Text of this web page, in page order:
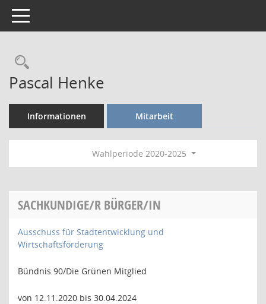
Toggle navigation
Rechercheauswahl
Pascal Henke
Informationen Mitarbeit
Wahlperiode 2020-2025
SACHKUNDIGE/R BÜRGER/IN
Ausschuss für Stadtentwicklung und
Wirtschaftsförderung
Bündnis 90/Die Grünen Mitglied
von 12.11.2020 bis 30.04.2024